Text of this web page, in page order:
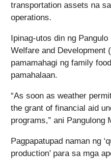
transportation assets na
operations.
Ipinag-utos din ng
Welfare and Development
pamamahagi ng family
pamahalaan.
“As soon as weather
the grant of financial aid
programs,” ani Pangulong
Pagpapatupad naman ng
production’ para sa mga